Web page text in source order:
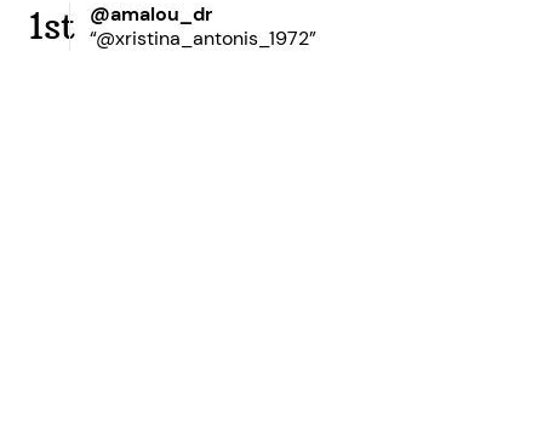
1st
@amalou_dr
“@xristina_antonis_1972”